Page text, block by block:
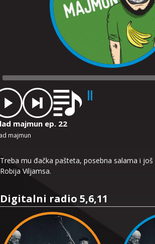
majmun ep. 22
majmun
Treba mu đačka pašteta, posebna salama i
Robija Viljamsa.
Digitalni radio 5,6,11